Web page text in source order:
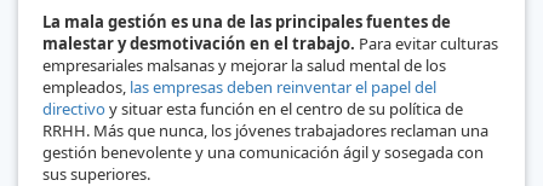
La mala gestión es una de las principales fuentes de
malestar y desmotivación en el trabajo. Para evitar culturas
empresariales malsanas y mejorar la salud mental de los
empleados, las empresas deben reinventar el papel del
directivoy situar esta función en el centro de su política de
RRHH. Más que nunca, los jóvenes trabajadores reclaman una
gestión benevolente y una comunicación ágil y sosegada con
sus superiores.